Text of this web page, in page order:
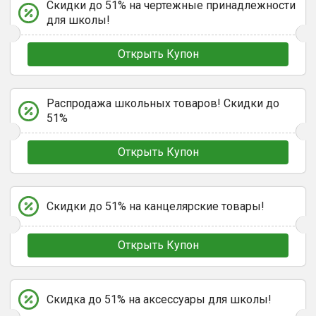
Скидки до 51% на чертежные принадлежности
для школы!
Открыть Купон
Распродажа школьных товаров! Скидки до
51%
Открыть Купон
Скидки до 51% на канцелярские товары!
Открыть Купон
Скидка до 51% на аксессуары для школы!